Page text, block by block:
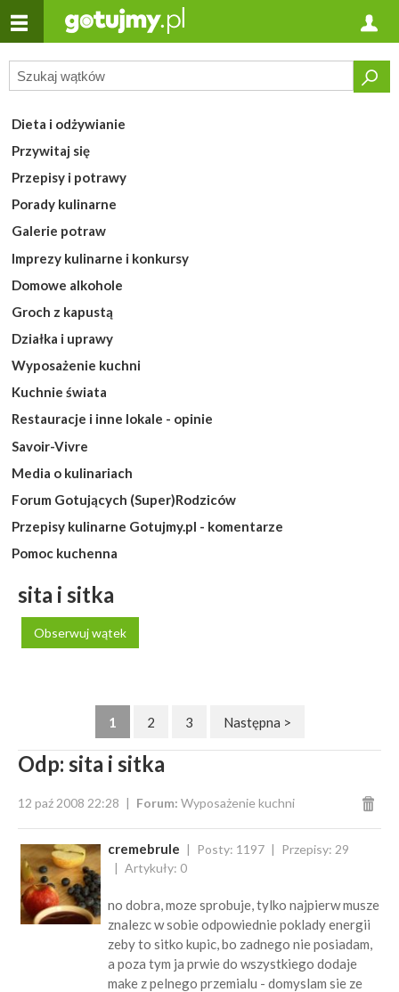
Dieta i odżywianie
Przywitaj się
Przepisy i potrawy
Porady kulinarne
Galerie potraw
Imprezy kulinarne i konkursy
Domowe alkohole
Groch z kapustą
Działka i uprawy
Wyposażenie kuchni
Kuchnie świata
Restauracje i inne lokale - opinie
Savoir-Vivre
Media o kulinariach
Forum Gotujących (Super)Rodziców
Przepisy kulinarne Gotujmy.pl - komentarze
Pomoc kuchenna
sita i sitka
Obserwuj wątek
1 2 3 Następna >
Odp: sita i sitka
12 paź 2008 22:28 Forum: Wyposażenie kuchni
cremebrule Posty: 1197
Przepisy: 29
Artykuły: 0
no dobra, moze sprobuje, tylko najpierw musze
znalezc w sobie odpowiednie poklady energii
zeby to sitko kupic, bo zadnego nie posiadam,
a poza tym ja prwie do wszystkiego dodaje
make z pelnego przemialu - domyslam sie ze